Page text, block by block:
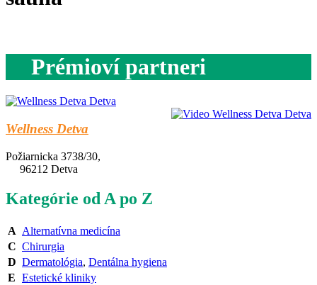
Prémioví partneri
Wellness Detva
Požiarnicka 3738/30,
96212 Detva
Kategórie od A po Z
A Alternatívna medicína
C Chirurgia
D Dermatológia, Dentálna hygiena
E Estetické kliniky